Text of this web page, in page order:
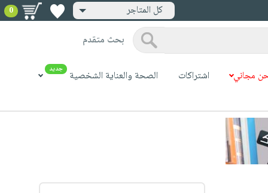
كل المتاجر 0
بحث متقدم
مجاني اشتراكات الصحة والعناية الشخصية جديد